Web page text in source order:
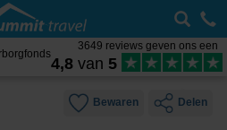
3649 reviews geven ons een
4,8 van 5
Bewaren Delen